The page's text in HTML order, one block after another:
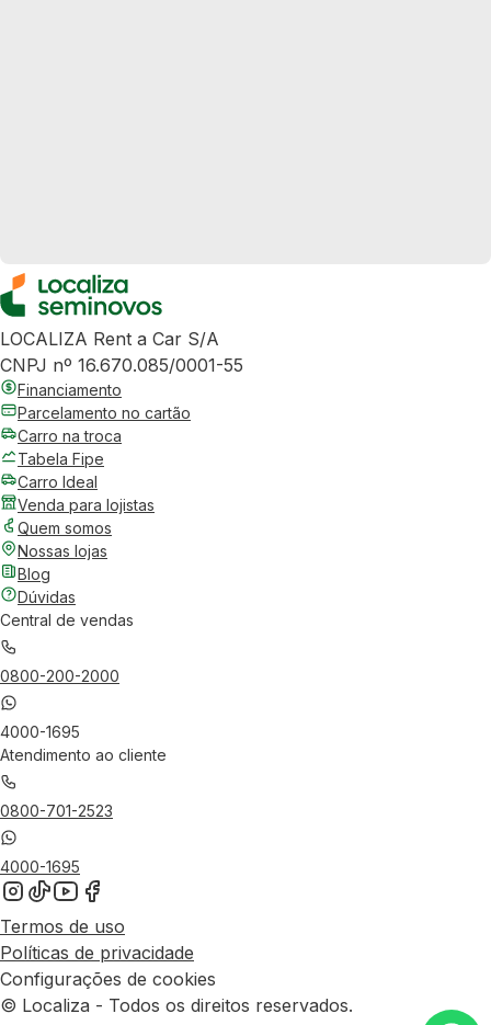
LOCALIZA Rent a Car S/A
CNPJ nº 16.670.085/0001-55
Financiamento
Parcelamento no cartão
Carro na troca
Tabela Fipe
Carro Ideal
Venda para lojistas
Quem somos
Nossas lojas
Blog
Dúvidas
Central de vendas
0800-200-2000
4000-1695
Atendimento ao cliente
0800-701-2523
4000-1695
Termos de uso
Políticas de privacidade
Configurações de cookies
© Localiza - Todos os direitos reservados.